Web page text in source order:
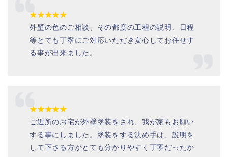
★★★★★
外壁の色のご相談、その都度の工程の説明、日程
等とても丁寧にご対応いただき安心してお任せす
る事が出来ました。
★★★★★
ご近所のお宅が外壁塗装をされ、我が家もお願い
する事にしました。塗装をする決め手は、説明を
して下さる方がとても分かりやすく丁寧だったか